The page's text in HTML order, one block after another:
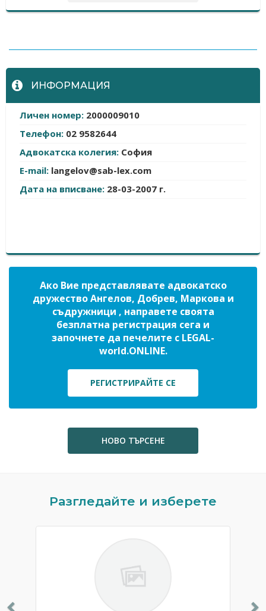
ИНФОРМАЦИЯ
Личен номер: 2000009010
Телефон: 02 9582644
Адвокатска колегия: София
E-mail: langelov@sab-lex.com
Дата на вписване: 28-03-2007 г.
Ако Вие представлявате адвокатско
дружество Ангелов, Добрев, Маркова и
съдружници , направете своята
безплатна регистрация сега и
започнете да печелите с LEGAL-
world.ONLINE.
РЕГИСТРИРАЙТЕ СЕ
НОВО ТЪРСЕНЕ
Разгледайте и изберете